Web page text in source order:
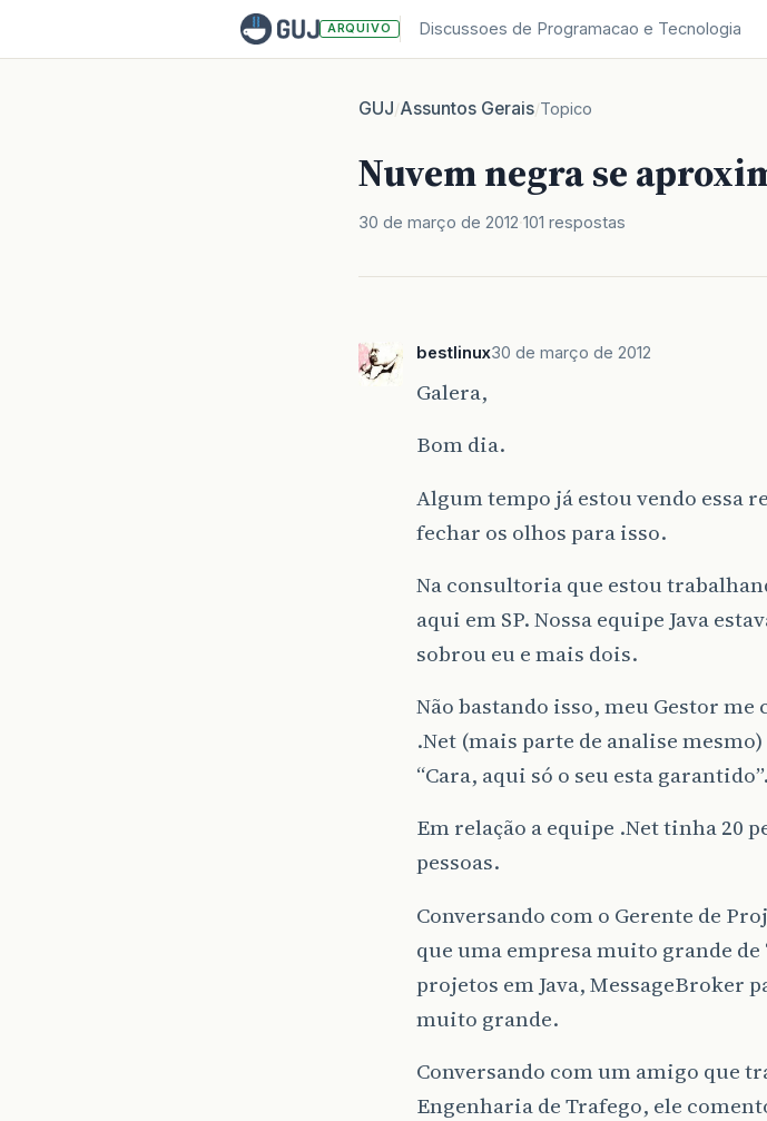
ARQUIVO Discussoes de Programacao e Tecnologia
GUJ/Assuntos Gerais/Topico
Nuvem negra se
30 de março de 2012 101 respostas
bestlinux30 de março de 2012
Galera,
Bom dia.
Algum tempo já estou vendo essa
fechar os olhos para isso.
Na consultoria que estou
aqui em SP. Nossa equipe Java
sobrou eu e mais dois.
Não bastando isso, meu Gestor
.Net (mais parte de analise
“Cara, aqui só o seu esta garantido”.
Em relação a equipe .Net tinha 20
pessoas.
Conversando com o Gerente de
que uma empresa muito grande de
projetos em Java, MessageBroker
muito grande.
Conversando com um amigo que
Engenharia de Trafego, ele